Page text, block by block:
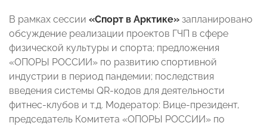
В рамках сессии «Спорт в Арктике» запланировано
обсуждение реализации проектов ГЧП в сфере
физической культуры и спорта; предложения
«ОПОРЫ РОССИИ» по развитию спортивной
индустрии в период пандемии; последствия
введения системы QR-кодов для деятельности
фитнес-клубов и т.д. Модератор: Вице-президент,
председатель Комитета «ОПОРЫ РОССИИ» по